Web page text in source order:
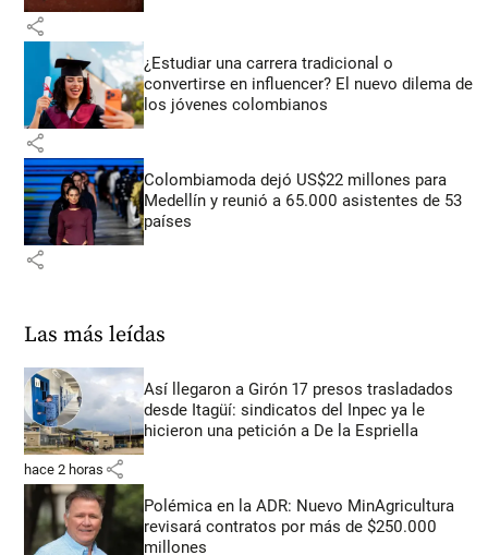
share
¿Estudiar una carrera tradicional o
convertirse en influencer? El nuevo dilema de
los jóvenes colombianos
share
Colombiamoda dejó US$22 millones para
Medellín y reunió a 65.000 asistentes de 53
países
share
Las más leídas
Así llegaron a Girón 17 presos trasladados
desde Itagüí: sindicatos del Inpec ya le
hicieron una petición a De la Espriella
hace 2 horas share
Polémica en la ADR: Nuevo MinAgricultura
revisará contratos por más de $250.000
millones